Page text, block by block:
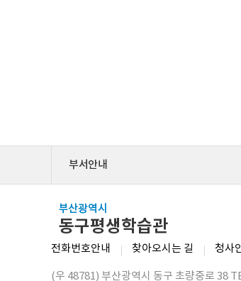
부서안내
전화번호안내 찾아오시는 길 청사
(우 48781) 부산광역시 동구 초량중로 38